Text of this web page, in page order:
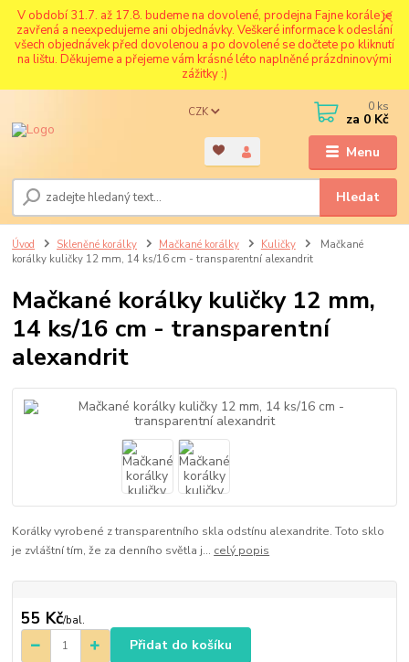
V období 31.7. až 17.8. budeme na dovolené, prodejna Fajne korále je
zavřená a neexpedujeme ani objednávky. Veškeré informace k odeslání
všech objednávek před dovolenou a po dovolené se dočtete po kliknutí
na lištu. Děkujeme a přejeme vám krásné léto naplněné prázdninovými
zážitky :)
Menu
CZK
Hledat
0 ks
za 0 Kč
Úvod Skleněné korálky Mačkané korálky Kuličky
Mačkané
korálky kuličky 12 mm, 14 ks/16 cm - transparentní alexandrit
Mačkané korálky kuličky 12 mm,
14 ks/16 cm - transparentní
alexandrit
Korálky vyrobené z transparentního skla odstínu alexandrite. Toto sklo
je zvláštní tím, že za denního světla j... celý popis
55 Kč/bal.
Přidat do košíku